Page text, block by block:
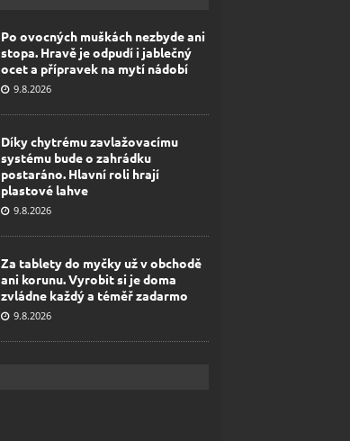
Po ovocných muškách nezbyde ani
stopa. Hravě je odpudí i jablečný
ocet a přípravek na mytí nádobí
9.8.2026
Díky chytrému zavlažovacímu
systému bude o zahrádku
postaráno. Hlavní roli hrají
plastové lahve
9.8.2026
Za tablety do myčky už v obchodě
ani korunu. Vyrobit si je doma
zvládne každý a téměř zadarmo
9.8.2026